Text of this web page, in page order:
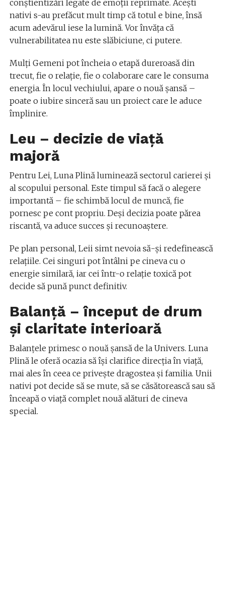
conștientizări legate de emoții reprimate. Acești
nativi s-au prefăcut mult timp că totul e bine, însă
acum adevărul iese la lumină. Vor învăța că
vulnerabilitatea nu este slăbiciune, ci putere.
Mulți Gemeni pot încheia o etapă dureroasă din
trecut, fie o relație, fie o colaborare care le consuma
energia. În locul vechiului, apare o nouă șansă –
poate o iubire sinceră sau un proiect care le aduce
împlinire.
Leu – decizie de viață
majoră
Pentru Lei, Luna Plină luminează sectorul carierei și
al scopului personal. Este timpul să facă o alegere
importantă – fie schimbă locul de muncă, fie
pornesc pe cont propriu. Deși decizia poate părea
riscantă, va aduce succes și recunoaștere.
Pe plan personal, Leii simt nevoia să-și redefinească
relațiile. Cei singuri pot întâlni pe cineva cu o
energie similară, iar cei într-o relație toxică pot
decide să pună punct definitiv.
Balanță – început de drum
și claritate interioară
Balanțele primesc o nouă șansă de la Univers. Luna
Plină le oferă ocazia să își clarifice direcția în viață,
mai ales în ceea ce privește dragostea și familia. Unii
nativi pot decide să se mute, să se căsătorească sau să
înceapă o viață complet nouă alături de cineva
special.